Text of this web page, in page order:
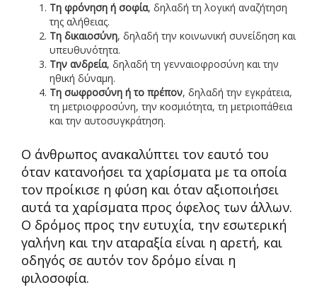
Τη φρόνηση ή σοφία, δηλαδή τη λογική αναζήτηση
της αλήθειας.
Τη δικαιοσύνη, δηλαδή την κοινωνική συνείδηση και
υπευθυνότητα.
Την ανδρεία, δηλαδή τη γενναιοφροσύνη και την
ηθική δύναμη.
Τη σωφροσύνη ή το πρέπον, δηλαδή την εγκράτεια,
τη μετριοφροσύνη, την κοσμιότητα, τη μετριοπάθεια
και την αυτοσυγκράτηση.
Ο άνθρωπος ανακαλύπτει τον εαυτό του
όταν κατανοήσει τα χαρίσματα με τα οποία
τον προίκισε η φύση και όταν αξιοποιήσει
αυτά τα χαρίσματα προς όφελος των άλλων.
Ο δρόμος προς την ευτυχία, την εσωτερική
γαλήνη και την αταραξία είναι η αρετή, και
οδηγός σε αυτόν τον δρόμο είναι η
φιλοσοφία.